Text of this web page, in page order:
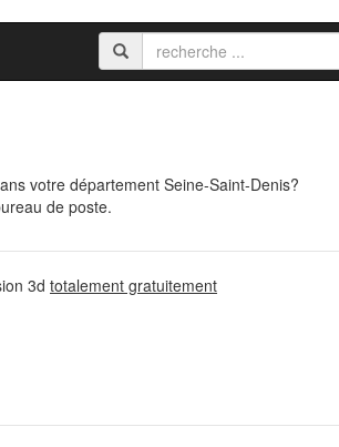
votre département Seine-Saint-Denis?
de poste.
3d totalement gratuitement